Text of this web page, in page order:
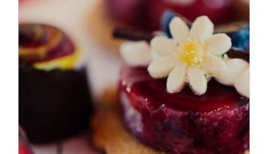
ADD TO CART / DÉTAILS